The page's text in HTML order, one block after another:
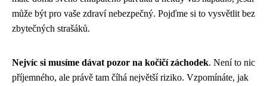
může být pro vaše zdraví nebezpečný. Pojďme si to vysvětlit bez
zbytečných strašáků.
Nejvíc si musíme dávat pozor na kočičí záchodek. Není to nic
příjemného, ale právě tam číhá největší riziko. Vzpomínáte, jak